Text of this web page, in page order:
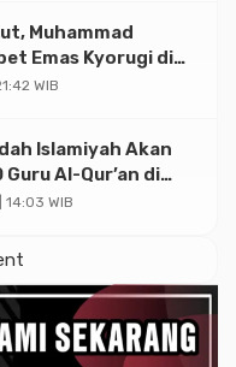
Muhammad
Emas Kyorugi di
Indonesia Open
WIB
Islamiyah Akan
Al-Qur’an di
WIB